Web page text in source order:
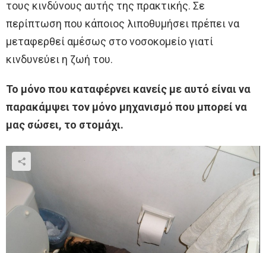
τους κινδύνους αυτής της πρακτικής. Σε
περίπτωση που κάποιος λιποθυμήσει πρέπει να
μεταφερθεί αμέσως στο νοσοκομείο γιατί
κινδυνεύει η ζωή του.
Το μόνο που καταφέρνει κανείς με αυτό είναι να
παρακάμψει τον μόνο μηχανισμό που μπορεί να
μας σώσει, το στομάχι.